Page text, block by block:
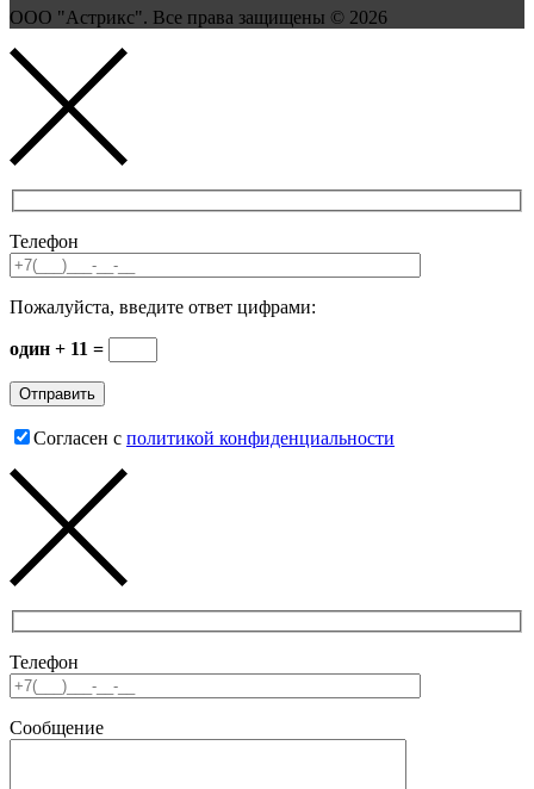
ООО "Астрикс". Все права защищены © 2026
Телефон
Пожалуйста, введите ответ цифрами:
один + 11 =
Согласен с политикой конфиденциальности
Телефон
Сообщение